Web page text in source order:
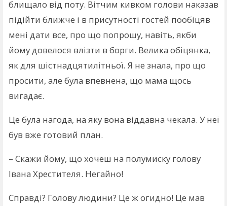
блищало від поту. Вітчим кивком голови наказав
підійти ближче і в присутності гостей пообіцяв
мені дати все, про що попрошу, навіть, якби
йому довелося влізти в борги. Велика обіцянка,
як для шістнадцятилітньої. Я не знала, про що
просити, але була впевнена, що мама щось
вигадає.
Це була нагода, на яку вона віддавна чекала. У неї
був вже готовий план.
– Скажи йому, що хочеш на полумиску голову
Івана Хрестителя. Негайно!
Справді? Голову людини? Це ж огидно! Це мав